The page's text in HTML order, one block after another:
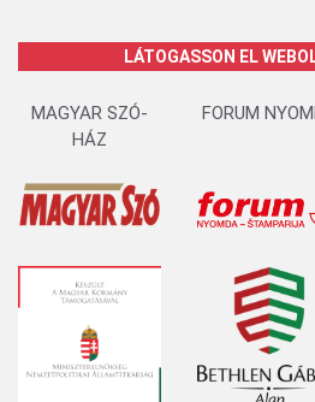
LÁTOGASSON EL
MAGYAR SZÓ-
HÁZ
FORUM